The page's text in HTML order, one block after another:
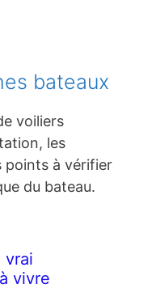
bateaux
voiliers
les
points à vérifier
du bateau.
vrai
vivre